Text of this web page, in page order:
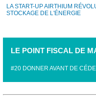
LA START-UP AIRTHIUM
STOCKAGE DE L'ÉNERGIE
LE POINT FISCAL DE
#20 DONNER AVANT DE